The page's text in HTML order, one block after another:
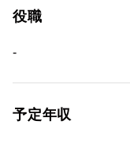
役職
-
予定年収